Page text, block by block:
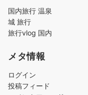
国内旅行 温泉
城 旅行
旅行vlog 国内
メタ情報
ログイン
投稿フィード